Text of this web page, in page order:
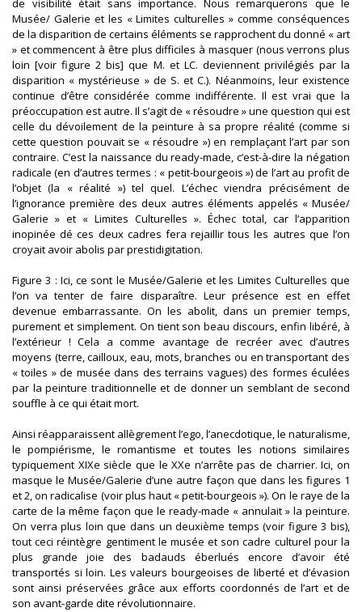
de visibilité était sans importance. Nous remarquerons que le
Musée/ Galerie et les « Limites culturelles » comme conséquences
de la disparition de certains éléments se rapprochent du donné « art
» et commencent à être plus difficiles à masquer (nous verrons plus
loin [voir figure 2 bis] que M. et LC. deviennent privilégiés par la
disparition « mystérieuse » de S. et C.). Néanmoins, leur existence
continue d’être considérée comme indifférente. Il est vrai que la
préoccupation est autre. Il s’agit de « résoudre » une question qui est
celle du dévoilement de la peinture à sa propre réalité (comme si
cette question pouvait se « résoudre ») en remplaçant l’art par son
contraire. C’est la naissance du ready-made, c’est-à-dire la négation
radicale (en d’autres termes : « petit-bourgeois ») de l’art au profit de
l’objet (la « réalité ») tel quel. L’échec viendra précisément de
l’ignorance première des deux autres éléments appelés « Musée/
Galerie » et « Limites Culturelles ». Échec total, car l’apparition
inopinée dé ces deux cadres fera rejaillir tous les autres que l’on
croyait avoir abolis par prestidigitation.
Figure 3 : Ici, ce sont le Musée/Galerie et les Limites Culturelles que
l’on va tenter de faire disparaître. Leur présence est en effet
devenue embarrassante. On les abolit, dans un premier temps,
purement et simplement. On tient son beau discours, enfin libéré, à
l’extérieur ! Cela a comme avantage de recréer avec d’autres
moyens (terre, cailloux, eau, mots, branches ou en transportant des
« toiles » de musée dans des terrains vagues) des formes éculées
par la peinture traditionnelle et de donner un semblant de second
souffle à ce qui était mort.
Ainsi réapparaissent allègrement l’ego, l’anecdotique, le naturalisme,
le pompiérisme, le romantisme et toutes les notions similaires
typiquement XIXe siècle que le XXe n’arrête pas de charrier. Ici, on
masque le Musée/Galerie d’une autre façon que dans les figures 1
et 2, on radicalise (voir plus haut « petit-bourgeois »). On le raye de la
carte de la même façon que le ready-made « annulait » la peinture.
On verra plus loin que dans un deuxième temps (voir figure 3 bis),
tout ceci réintègre gentiment le musée et son cadre culturel pour la
plus grande joie des badauds éberlués encore d’avoir été
transportés si loin. Les valeurs bourgeoises de liberté et d’évasion
sont ainsi préservées grâce aux efforts coordonnés de l’art et de
son avant-garde dite révolutionnaire.